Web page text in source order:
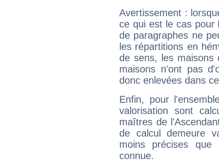
Avertissement :
ce qui est le cas pour
de paragraphes ne
les répartitions en
de sens, les maisons
maisons n'ont pas
donc enlevées dans
Enfin, pour
valorisation sont
maîtres de
de calcul demeure
moins précises que
connue.